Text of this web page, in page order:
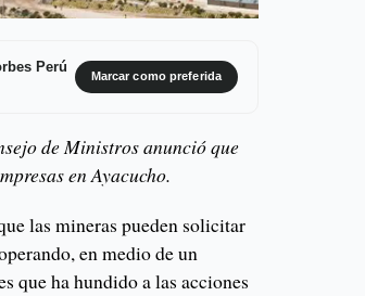
Perú
Marcar como preferida
de Ministros anunció que
en Ayacucho.
las mineras pueden solicitar
en medio de un
que ha hundido a las acciones